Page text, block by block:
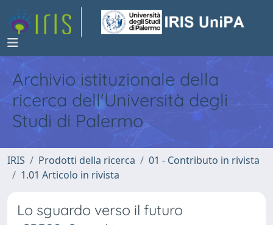
Archivio istituzionale della
ricerca dell'Università degli
Studi di Palermo
IRIS Prodotti della ricerca
01 - Contributo in rivista
1.01 Articolo in rivista
Lo sguardo verso il futuro